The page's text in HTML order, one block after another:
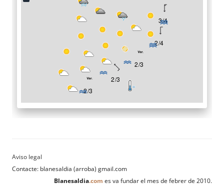
Contacte: blanesaldia (arroba) gmail.com
Blanesaldia.com es va fundar el mes de febrer de 2010.